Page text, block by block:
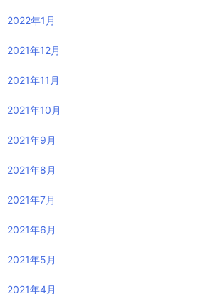
2022年1月
2021年12月
2021年11月
2021年10月
2021年9月
2021年8月
2021年7月
2021年6月
2021年5月
2021年4月